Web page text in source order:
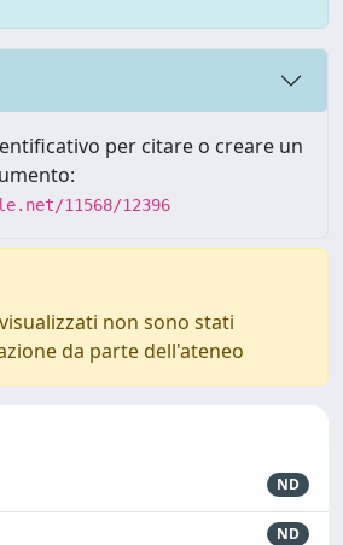
per citare o creare un
11568/12396
non sono stati
da parte dell'ateneo
ND
ND